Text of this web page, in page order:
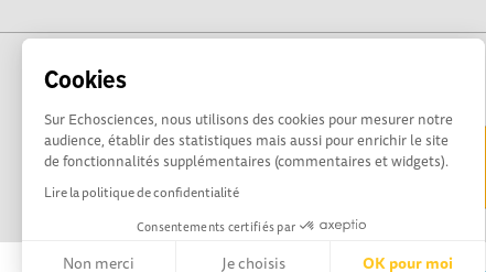
Cookies
Sur Echosciences, nous utilisons des cookies pour mesurer notre
audience, établir des statistiques mais aussi pour enrichir le site
de fonctionnalités supplémentaires (commentaires et widgets).
Lire la politique de confidentialité
Consentements certifiés par
Non merci Je choisis OK pour moi